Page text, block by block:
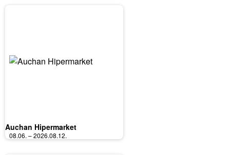
Auchan Hipermarket
08.06. – 2026.08.12.